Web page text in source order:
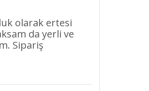
olarak ertesi
da yerli ve
Sipariş